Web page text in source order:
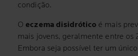
condição.
O eczema disidrótico é mais
mais jovens, geralmente entre os
Embora seja possível ter um